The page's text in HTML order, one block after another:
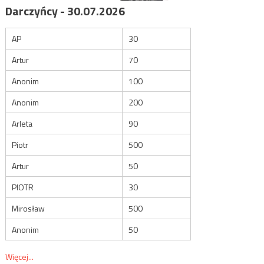
Darczyńcy - 30.07.2026
AP
30
Artur
70
Anonim
100
Anonim
200
Arleta
90
Piotr
500
Artur
50
PIOTR
30
Mirosław
500
Anonim
50
Więcej...